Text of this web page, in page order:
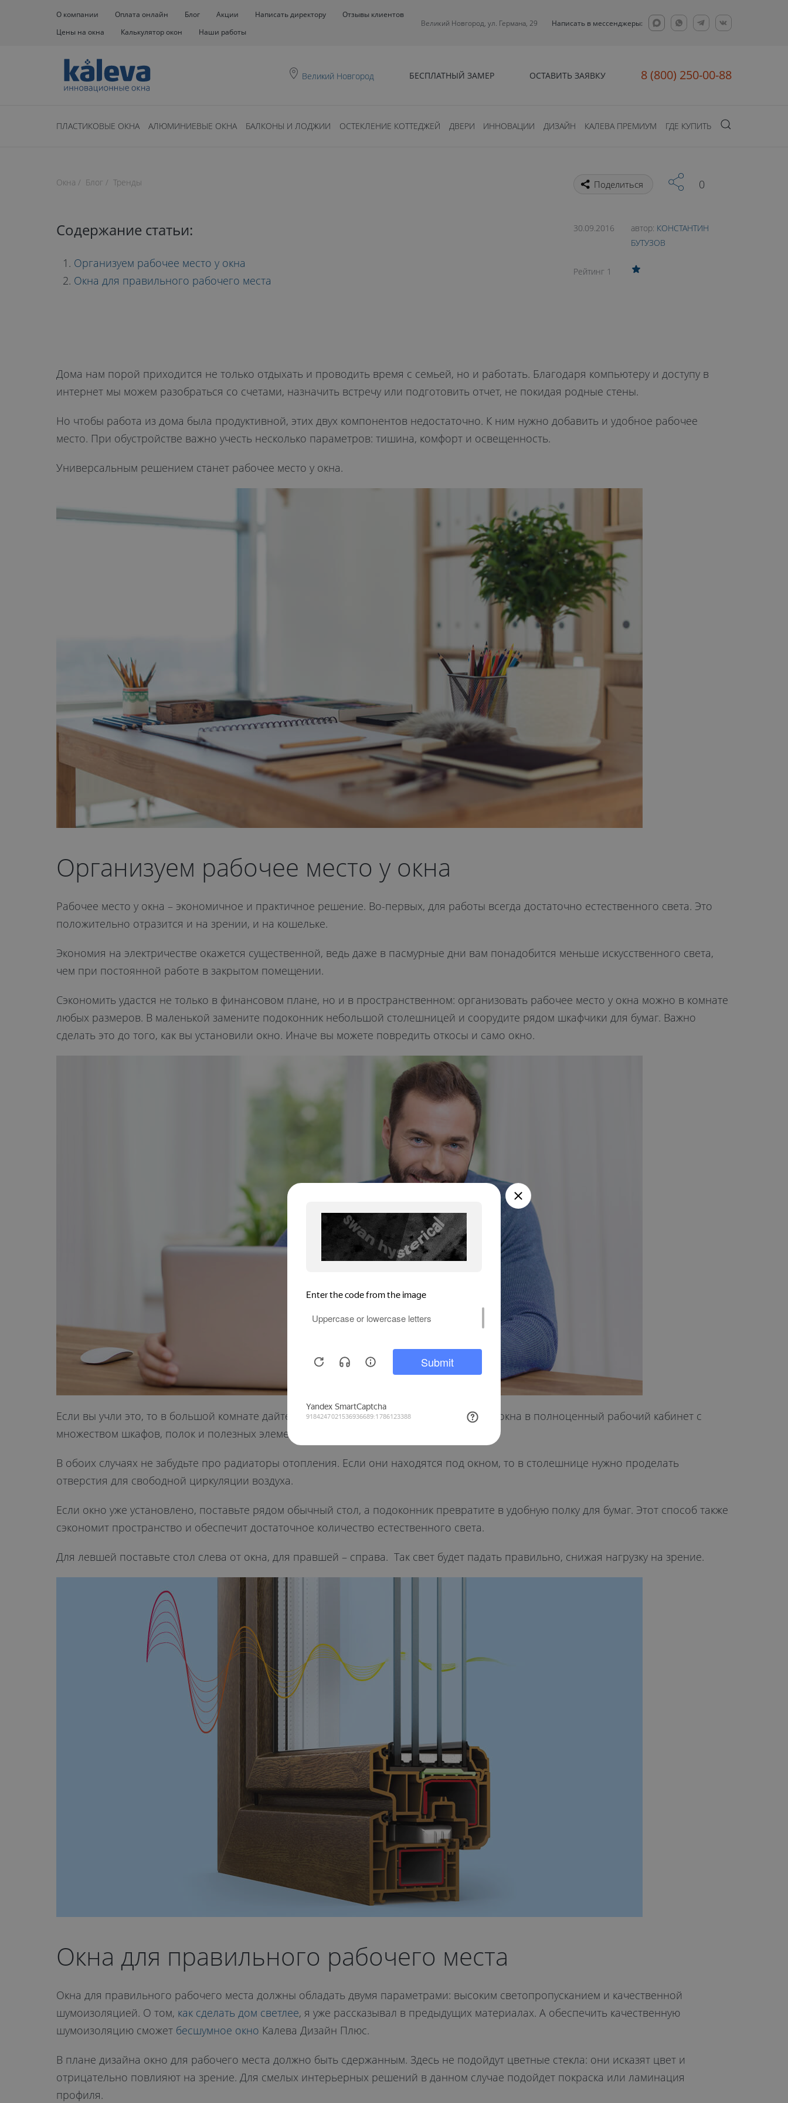
О компании Оплата онлайн Блог Акции Написать директору
Отзывы клиентов
Цены на окна
Калькулятор окон Наши работы
Великий Новгород, ул. Германа, 29 Написать в мессенджеры:
Великий Новгород БЕСПЛАТНЫЙ ЗАМЕР ОСТАВИТЬ ЗАЯВКУ 8 (800) 250-00-88
ПЛАСТИКОВЫЕ ОКНА АЛЮМИНИЕВЫЕ ОКНА БАЛКОНЫ И ЛОДЖИИ ОСТЕКЛЕНИЕ КОТТЕДЖЕЙ ДВЕРИ ИННОВАЦИИ ДИЗАЙН КАЛЕВА ПРЕМИУМ ГДЕ КУПИТЬ
время чтения: 19 минут
СВЕТЛО И УДОБНО.
РАБОЧЕЕ МЕСТО У
Окна Блог Тренды Поделиться 0
Содержание статьи:
Организуем рабочее место у окна
Окна для правильного рабочего места
30.09.2016 автор: КОНСТАНТИН
БУТУЗОВ
Рейтинг 1
Дома нам порой приходится не только отдыхать и проводить время с семьей, но и работать. Благодаря компьютеру и доступу в
интернет мы можем разобраться со счетами, назначить встречу или подготовить отчет, не покидая родные стены.
Но чтобы работа из дома была продуктивной, этих двух компонентов недостаточно. К ним нужно добавить и удобное рабочее
место. При обустройстве важно учесть несколько параметров: тишина, комфорт и освещенность.
Универсальным решением станет рабочее место у окна.
Организуем рабочее место у окна
Рабочее место у окна – экономичное и практичное решение. Во-первых, для работы всегда достаточно естественного света. Это
положительно отразится и на зрении, и на кошельке.
Экономия на электричестве окажется существенной, ведь даже в пасмурные дни вам понадобится меньше искусственного света,
чем при постоянной работе в закрытом помещении.
Сэкономить удастся не только в финансовом плане, но и в пространственном: организовать рабочее место у окна можно в комнате
любых размеров. В маленькой замените подоконник небольшой столешницей и соорудите рядом шкафчики для бумаг. Важно
сделать это до того, как вы установили окно. Иначе вы можете повредить откосы и само окно.
Если вы учли это, то в большой комнате дайте свободу фантазии и превратите место у окна в полноценный рабочий кабинет с
множеством шкафов, полок и полезных элементов.
В обоих случаях не забудьте про радиаторы отопления. Если они находятся под окном, то в столешнице нужно проделать
отверстия для свободной циркуляции воздуха.
Если окно уже установлено, поставьте рядом обычный стол, а подоконник превратите в удобную полку для бумаг. Этот способ также
сэкономит пространство и обеспечит достаточное количество естественного света.
Для левшей поставьте стол слева от окна, для правшей – справа. Так свет будет падать правильно, снижая нагрузку на зрение.
Окна для правильного рабочего места
Окна для правильного рабочего места должны обладать двумя параметрами: высоким светопропусканием и качественной
шумоизоляцией. О том, как сделать дом светлее, я уже рассказывал в предыдущих материалах. А обеспечить качественную
шумоизоляцию сможет бесшумное окно Калева Дизайн Плюс.
В плане дизайна окно для рабочего места должно быть сдержанным. Здесь не подойдут цветные стекла: они исказят цвет и
отрицательно повлияют на зрение. Для смелых интерьерных решений в данном случае подойдет покраска или ламинация
профиля.